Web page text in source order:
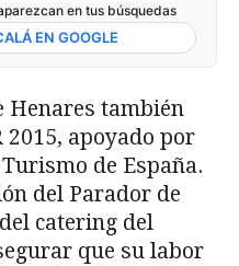
en tus búsquedas
EN GOOGLE
Henares también
2015, apoyado por
de España.
del Parador de
catering del
que su labor